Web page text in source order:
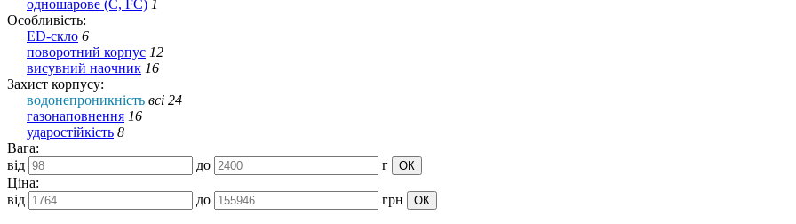
одношарове (C, FC) 1
Особливість:
ED-скло 6
поворотний корпус 12
висувний наочник 16
Захист корпусу:
водонепроникність всі 24
газонаповнення 16
ударостійкість 8
Вага:
від
до
г
Ціна:
від
до грн